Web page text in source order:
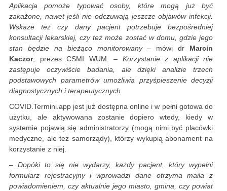
Aplikacja pomoże typować osoby, które mogą już być
zakażone, nawet jeśli nie odczuwają jeszcze objawów infekcji.
Wskaże też czy dany pacjent potrzebuje bezpośredniej
konsultacji lekarskiej, czy też może zostać w domu, gdzie jego
stan będzie na bieżąco monitorowany – mówi dr Marcin
Kaczor, prezes CSMI WUM. – Korzystanie z aplikacji nie
zastępuje oczywiście badania, ale dzięki analizie trzech
podstawowych parametrów umożliwia przyśpieszenie decyzji
diagnostycznych i terapeutycznych.
COVID.Termini.app jest już dostępna online i w pełni gotowa do
użytku, ale aktywowana zostanie dopiero wtedy, kiedy w
systemie pojawią się administratorzy (mogą nimi być placówki
medyczne, ale też samorządy), którzy wykupią abonament na
korzystanie z niej.
– Dopóki to się nie wydarzy, każdy pacjent, który wypełni
formularz rejestracyjny i wprowadzi dane otrzyma maila z
powiadomieniem, czy aktualnie jego miasto, gmina, czy powiat